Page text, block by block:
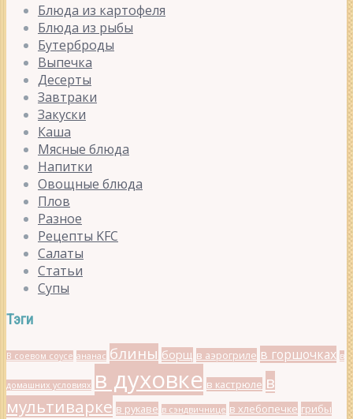
Блюда из картофеля
Блюда из рыбы
Бутерброды
Выпечка
Десерты
Завтраки
Закуски
Каша
Мясные блюда
Напитки
Овощные блюда
Плов
Разное
Рецепты KFC
Салаты
Статьи
Супы
Тэги
В соевом соусе ананас блины борщ в аэрогриле в горшочках в
домашних условиях в духовке в кастрюле в
мультиварке в рукаве в сэндвичнице в хлебопечке грибы